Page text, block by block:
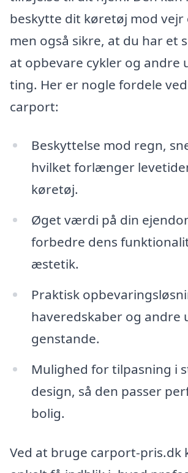
beskytte dit køretøj mod vejr
men også sikre, at du har et
at opbevare cykler og andre
ting. Her er nogle fordele
carport:
Beskyttelse mod regn,
hvilket forlænger
køretøj.
Øget værdi på din
forbedre dens
æstetik.
Praktisk
haveredskaber og andre
genstande.
Mulighed for tilpasning i
design, så den passer
bolig.
Ved at bruge carport-pris.dk